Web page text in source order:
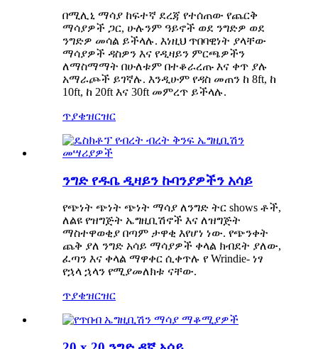
በሚሊኒ ማሳያ ከፍተኛ ደረጃ የተሰጠው የጨርቅ
ማሳያዎች ጋር, ሁሉንም ዓይኖች ወደ ንግድዎ ወደ
ንግድዎ መሳል ይችላሉ. እነዚህ ጥበባዊነት ያላቸው
ማሳያዎች ዳስዎን እና የዲዛይን ምርጫዎችን
ለማስማማት በሁለቱም በተቆራረጡ እና ቀጥ ያሉ
አማራጮች ይገኛሉ. እንዲሁም የዳስ መጠን ከ 8ft, ከ
10ft, ከ 20ft እና 30ft መምረጥ ይችላሉ.
ጥያቄዝርዝር
ንግድ የዱቤ ዲዛይን ኩባንያዎችን አሳይ
የጭነት ጭነት ጭነት ማሳያ ለንግድ ትር shows ቶች,
ለልዩ የዝግጅት ኤግዚቢሽኖች እና ለዝግጅት
ማስተዋወቂያ በጣም ታዋቂ እየሆነ ነው. የጭንቀት
ጨቅ ያለ ንግድ አሳይ ማሳያዎች ቀላል ክብደት ያለው,
ፈጣን እና ቀላል ማዋቀር ሲቀጥሉ የ Wrindie- ነፃ
የኋላ ኋላን የሚያመለክቱ ናቸው.
ጥያቄዝርዝር